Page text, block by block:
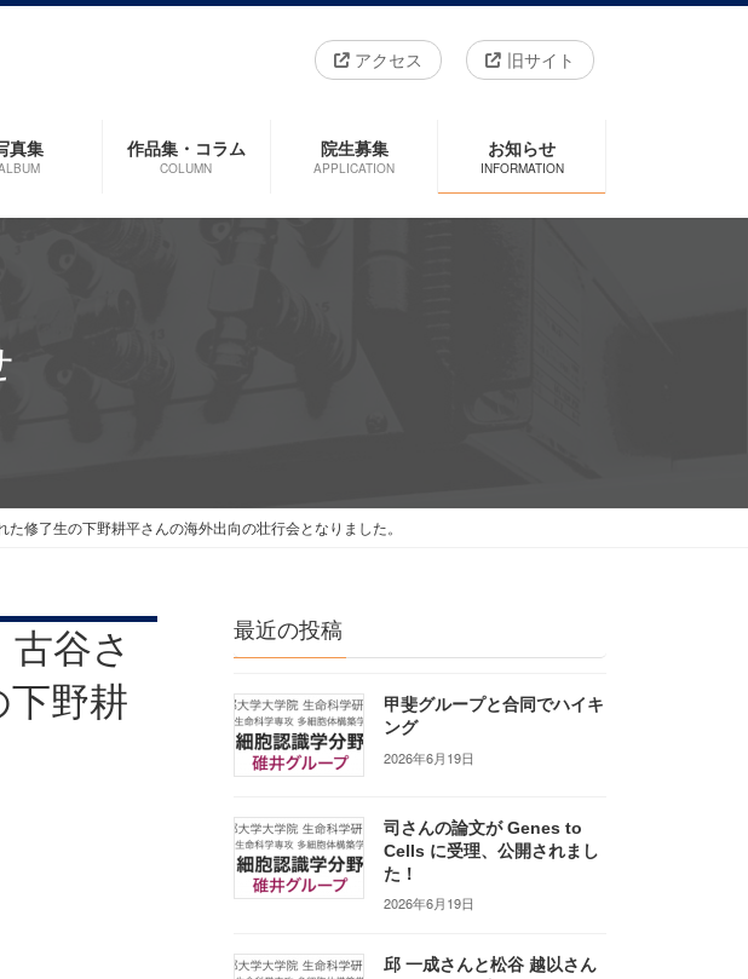
アクセス 旧サイト
真集 作品集・コラム
COLUMN
院生募集
APPLICATION
お知らせ
INFORMATION
修了生の下野耕平さんの海外出向の壮行会となりました。
谷さ
野耕
最近の投稿
甲斐グループと合同でハイキ
ング
2026年6月19日
司さんの論文が Genes to
Cells に受理、公開されまし
た！
2026年6月19日
邱 一成さんと松谷 越以さん